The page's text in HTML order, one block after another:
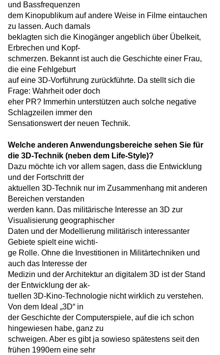
und Bassfrequenzen
dem Kinopublikum auf andere Weise in Filme eintauchen
zu lassen. Auch damals
beklagten sich die Kinogänger angeblich über Übelkeit,
Erbrechen und Kopf-
schmerzen. Bekannt ist auch die Geschichte einer Frau,
die eine Fehlgeburt
auf eine 3D-Vorführung zurückführte. Da stellt sich die
Frage: Wahrheit oder doch
eher PR? Immerhin unterstützen auch solche negative
Schlagzeilen immer den
Sensationswert der neuen Technik.
Welche anderen Anwendungsbereiche sehen Sie für
die 3D-Technik (neben dem Life-Style)?
Dazu möchte ich vor allem sagen, dass die Entwicklung
und der Fortschritt der
aktuellen 3D-Technik nur im Zusammenhang mit anderen
Bereichen verstanden
werden kann. Das militärische Interesse an 3D zur
Visualisierung geographischer
Daten und der Modellierung militärisch interessanter
Gebiete spielt eine wichti-
ge Rolle. Ohne die Investitionen in Militärtechniken und
auch das Interesse der
Medizin und der Architektur an digitalem 3D ist der Stand
der Entwicklung der ak-
tuellen 3D-Kino-Technologie nicht wirklich zu verstehen.
Von dem Ideal „3D“ in
der Geschichte der Computerspiele, auf die ich schon
hingewiesen habe, ganz zu
schweigen. Aber es gibt ja sowieso spätestens seit den
frühen 1990ern eine sehr